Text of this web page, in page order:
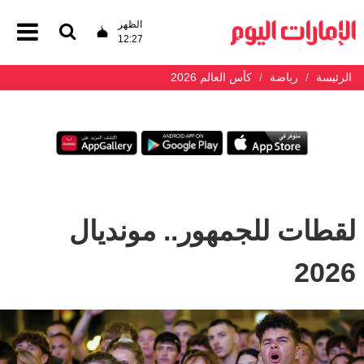
الظهر
12:27
الرئيسة رياضة كأس العالم 2026
لقطات للجمهور.. مونديال
2026